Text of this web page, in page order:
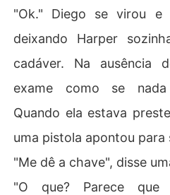
"Ok." Diego se virou e
deixando Harper
cadáver. Na ausência
exame como se nada
Quando ela estava
uma pistola apontou para
"Me dê a chave", disse
"O que? Parece que